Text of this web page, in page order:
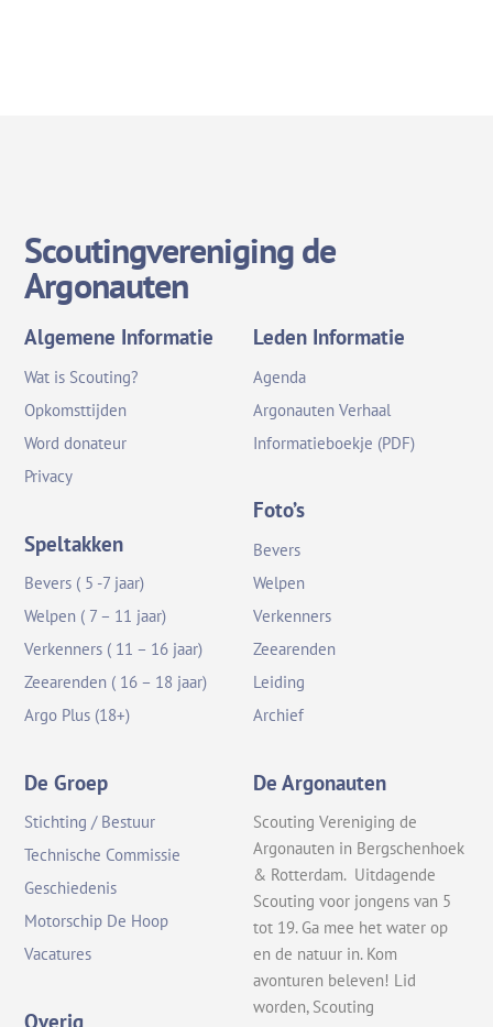
Scoutingvereniging de
Argonauten
Algemene Informatie
Wat is Scouting?
Opkomsttijden
Word donateur
Privacy
Speltakken
Bevers ( 5 -7 jaar)
Welpen ( 7 – 11 jaar)
Verkenners ( 11 – 16 jaar)
Zeearenden ( 16 – 18 jaar)
Argo Plus (18+)
Leden Informatie
Agenda
Argonauten Verhaal
Informatieboekje (PDF)
Foto’s
Bevers
Welpen
Verkenners
Zeearenden
Leiding
Archief
De Groep
Stichting / Bestuur
Technische Commissie
Geschiedenis
Motorschip De Hoop
Vacatures
Overig
De Argonauten
Scouting Vereniging de
Argonauten in Bergschenhoek
& Rotterdam. Uitdagende
Scouting voor jongens van 5
tot 19. Ga mee het water op
en de natuur in. Kom
avonturen beleven! Lid
worden, Scouting